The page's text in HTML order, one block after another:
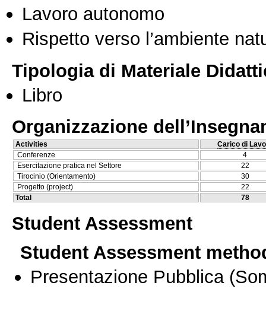
Lavoro autonomo
Rispetto verso l’ambiente
Tipologia di Materiale
Libro
Organizzazione
Activities
Carico di
Conferenze
4
Esercitazione pratica nel Settore
22
Tirocinio (Orientamento)
30
Progetto (project)
22
Total
78
Student Assessment
Student Assessment
Presentazione Pubblica